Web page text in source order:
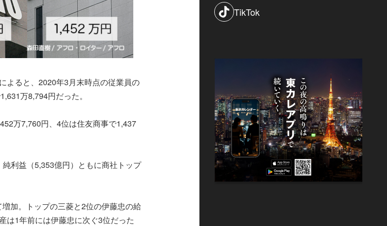
よると、2020年3月末時点の従業員の
万8,794円だった。
万7,760円、4位は住友商事で1,437
利益（5,353億円）ともに商社トップ
加。トップの三菱と2位の伊藤忠の給
は1年前には伊藤忠に次ぐ3位だった
TikTok